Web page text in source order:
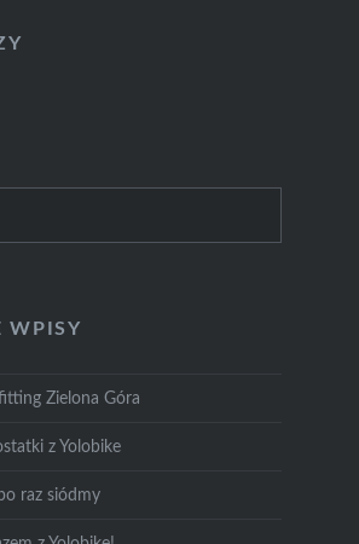
WPISY
Zielona Góra
z Yolobike
raz siódmy